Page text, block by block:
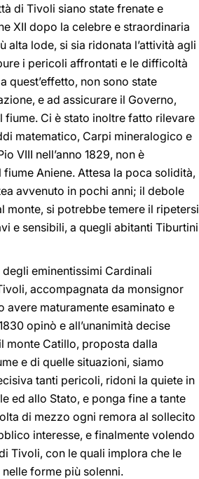
di Tivoli siano state frenate e
XII dopo la celebre e straordinaria
alta lode, si sia ridonata l’attività agli
i pericoli affrontati e le difficoltà
quest’effetto, non sono state
e ad assicurare il Governo,
fiume. Ci è stato inoltre fatto rilevare
matematico, Carpi mineralogico e
VIII nell’anno 1829, non è
Aniene. Attesa la poca solidità,
avvenuto in pochi anni; il debole
monte, si potrebbe temere il ripetersi
e sensibili, a quegli abitanti Tiburtini
eminentissimi Cardinali
accompagnata da monsignor
maturamente esaminato e
opinò e all’unanimità decise
monte Catillo, proposta dalla
e di quelle situazioni, siamo
tanti pericoli, ridoni la quiete in
ed allo Stato, e ponga fine a tante
di mezzo ogni remora al sollecito
interesse, e finalmente volendo
Tivoli, con le quali implora che le
forme più solenni.